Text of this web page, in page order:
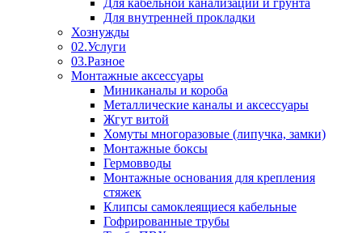
Для кабельной канализации и грунта
Для внутренней прокладки
Хознужды
02.Услуги
03.Разное
Монтажные аксессуары
Миниканалы и короба
Металлические каналы и аксессуары
Жгут витой
Хомуты многоразовые (липучка, замки)
Монтажные боксы
Гермовводы
Монтажные основания для крепления
стяжек
Клипсы самоклеящиеся кабельные
Гофрированные трубы